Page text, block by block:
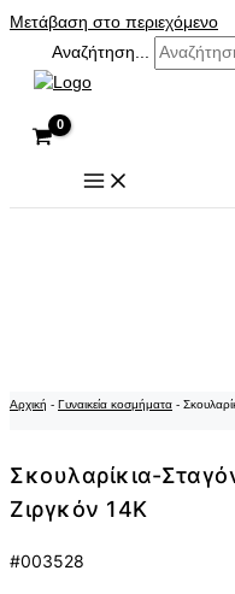
Μετάβαση στο περιεχόμενο
Αναζήτηση...
Αρχική - Γυναικεία κοσμήματα -
Σκουλαρίκια-
Ζιργκόν 14Κ
#003528